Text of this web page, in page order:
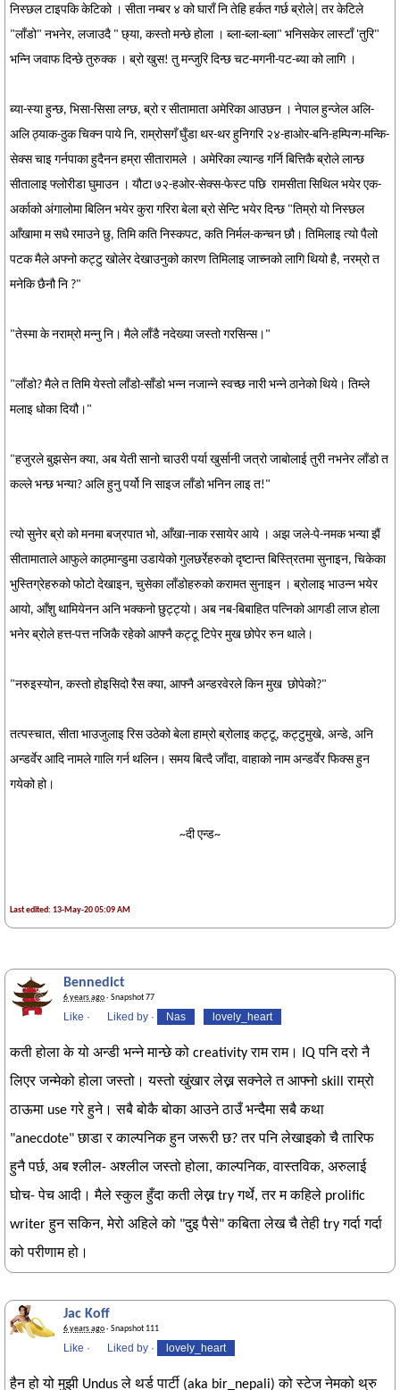
निस्छल टाइपकि केटिको । सीता नम्बर ४ को घाराँ नि तेहि हर्कत गर्छ ब्रोले| तर केटिले
"लाँडो" नभनेर, लजाउदै " छ्या, कस्तो मन्छे होला । ब्ला-ब्ला-ब्ला" भनिसकेर लास्टाँ 'तुरि"
भन्नि जवाफ दिन्छे तुरुक्क । ब्रो खुस! तु मन्जुरि दिन्छ चट-मगनी-पट-ब्या को लागि ।
ब्या-स्या हुन्छ, भिसा-सिसा लग्छ, ब्रो र सीतामाता अमेरिका आउछन । नेपाल हुन्जेल अलि-
अलि ठ्याक-ठुक चिक्न पाये नि, राम्रोसगँ घुँडा थर-थर हुनिगरि २४-हाओर-बनि-हम्पिन्ग-मन्कि-
सेक्स चाइ गर्नपाका हुदैनन हम्रा सीतारामले । अमेरिका ल्यान्ड गर्नि बित्तिकै ब्रोले लान्छ
सीतालाइ फ्लोरीडा घुमाउन । यौटा ७२-हओर-सेक्स-फेस्ट पछि रामसीता सिथिल भयेर एक-
अर्काको अंगालोमा बिलिन भयेर कुरा गरिरा बेला ब्रो सेन्टि भयेर दिन्छ "तिम्रो यो निस्छल
आँखामा म सधै रमाउने छु, तिमि कति निस्कपट, कति निर्मल-कन्चन छौ। तिमिलाइ त्यो पैलो
पटक मैले अफ्नो कट्टु खोलेर देखाउनुको कारण तिमिलाइ जाच्नको लागि थियो है, नरम्रो त
मनेकि छैनौ नि ?"
"तेस्मा के नराम्रो मन्नु नि। मैले लाँडै नदेख्या जस्तो गरसिन्स।"
"लाँडो? मैले त तिमि येस्तो लाँडो-साँडो भन्न नजान्ने स्वच्छ नारी भन्ने ठानेको थिये। तिम्ले
मलाइ धोका दियौ।"
"हजुरले बुझसेन क्या, अब येती सानो चाउरी पर्या खुर्सानी जत्रो जाबोलाई तुरी नभनेर लाँडो त
कल्ले भन्छ भन्या? अलि हुनु पर्यो नि साइज लाँडो भनिन लाइ त!"
त्यो सुनेर ब्रो को मनमा बज्रपात भो, आँखा-नाक रसायेर आये । अझ जले-पे-नमक भन्या झैं
सीतामाताले आफुले काठ्मान्डुमा उडायेको गुलछर्रेहरुको दृष्टान्त बिस्त्रितमा सुनाइन, चिकेका
भुस्तिग्रेहरुको फोटो देखाइन, चुसेका लाँडोहरुको करामत सुनाइन । ब्रोलाइ भाउन्न भयेर
आयो, आँशु थामियेनन अनि भक्कनो छुट्ट्यो। अब नब-बिबाहित पत्निको आगडी लाज होला
भनेर ब्रोले हत्त-पत्त नजिकै रहेको आफ्नै कट्टू टिपेर मुख छोपेर रुन थाले।
"नरुइस्योन, कस्तो होइसिदो रैस क्या, आफ्नै अन्डरवेरले किन मुख छोपेको?"
तत्पस्चात, सीता भाउजुलाइ रिस उठेको बेला हाम्रो ब्रोलाइ कट्टू, कट्टुमुखे, अन्डे, अनि
अन्डर्वेर आदि नामले गालि गर्न थलिन। समय बित्दै जाँदा, वाहाको नाम अन्डर्वेर फिक्स हुन
गयेको हो।
~दी एन्ड~
Last edited: 13-May-20 05:09 AM
Bennedict
6 years ago· Snapshot 77
Like · Liked by · Nas lovely_heart
कती होला के यो अन्डी भन्ने मान्छे को creativity राम राम। IQ पनि दरो नै
लिएर जन्मेको होला जस्तो। यस्तो खुंखार लेख्न सक्नेले त आफ्नो skill राम्रो
ठाऊमा use गरे हुने। सबै बोकै बोका आउने ठाउँ भन्दैमा सबै कथा
"anecdote" छाडा र काल्पनिक हुन जरूरी छ? तर पनि लेखाइको चै तारिफ
हुनै पर्छ, अब श्लील- अश्लील जस्तो होला, काल्पनिक, वास्तविक, अरुलाई
घोच- पेच आदी। मैले स्कुल हुँदा कती लेख्न try गर्थे, तर म कहिले prolific
writer हुन सकिन, मेरो अहिले को "दुइ पैसे" कबिता लेख चै तेही try गर्दा गर्दा
को परीणाम हो।
Jac Koff
6 years ago· Snapshot 111
Like · Liked by · lovely_heart
हैन हो यो मुझी Undus ले थर्ड पार्टी (aka bir_nepali) को स्टेज नेमको थ्रु